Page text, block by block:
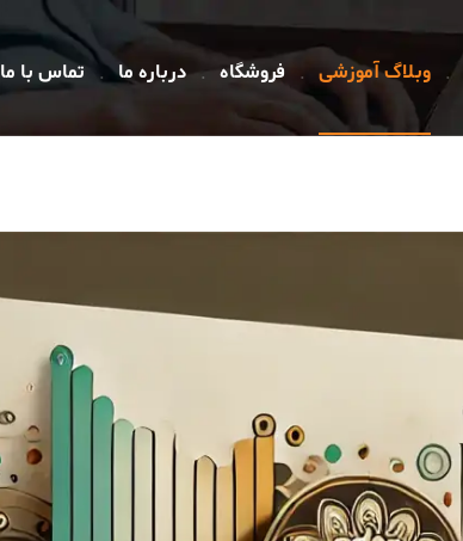
وبلاگ آموزشی فروشگاه درباره ما تماس با ما